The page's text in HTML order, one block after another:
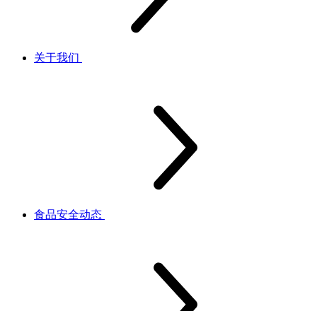
关于我们
食品安全动态